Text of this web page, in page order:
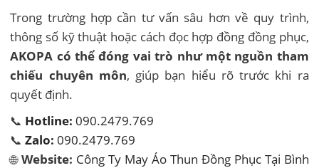
Trong trường hợp cần tư vấn sâu hơn về quy trình,
thông số kỹ thuật hoặc cách đọc hợp đồng đồng phục,
AKOPA có thể đóng vai trò như một nguồn tham
chiếu chuyên môn, giúp bạn hiểu rõ trước khi ra
quyết định.
📞 Hotline: 090.2479.769
📞Zalo: 090.2479.769
🌐Website: Công Ty May Áo Thun Đồng Phục Tại Bình